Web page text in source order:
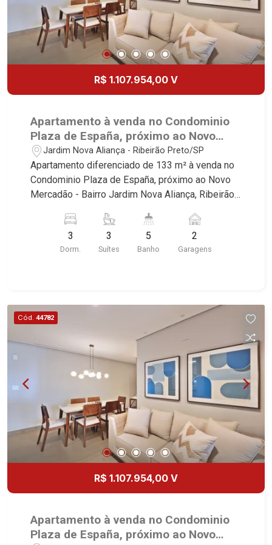
Boa Vista | Ribeirão Preto.
R$ 1.107.954,00 V
Apartamento à venda no Condominio
Plaza de España, próximo ao Novo
Mercadão - Ribeirão Preto/SP.
Jardim Nova Aliança - Ribeirão Preto/SP
Apartamento diferenciado de 133 m² à venda no
Condominio Plaza de España, próximo ao Novo
Mercadão - Bairro Jardim Nova Aliança, Ribeirão
imóvel que a Martinelli Imobiliária selecionou
para você: - 143m² de area util - 03 suites - Sala
02 ambientes com Open View - Lavabo - Cozinha
dormitórios, sala e sacada gourmet - Area de
Serviço - Banheiro de Serviço - Varanda Gourmet
com Churrasqueira à gás - 02 Vagas - Fino
acabamento - Alto Padrão Martinelli Imobiliária,
referência no mercado imobiliário desde 2000.
Especialistas em Venda, Locação e
Lançamentos! Avenida João Fiúsa, 1051 - Alto da
Boa Vista | Ribeirão Preto.
3
Dorm.
3
Suítes
5
Banho
2
Garagens
Cód. 44782
R$ 1.107.954,00 V
Apartamento à venda no Condominio
Plaza de España, próximo ao Novo